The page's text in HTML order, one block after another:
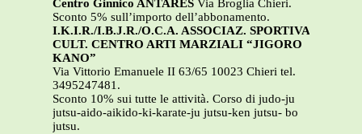
Centro Ginnico ANTARES Via Broglia Chieri.
Sconto 5% sull’importo dell’abbonamento.
I.K.I.R./I.B.J.R./O.C.A. ASSOCIAZ. SPORTIVA
CULT. CENTRO ARTI MARZIALI “JIGORO
KANO”
Via Vittorio Emanuele II 63/65 10023 Chieri tel.
3495247481.
Sconto 10% sui tutte le attività. Corso di judo-ju
jutsu-aido-aikido-ki-karate-ju jutsu-ken jutsu- bo
jutsu.